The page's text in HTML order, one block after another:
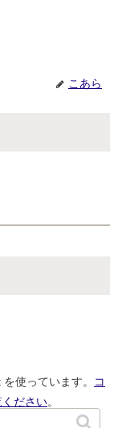
こあら
使っています。
コ
ください。